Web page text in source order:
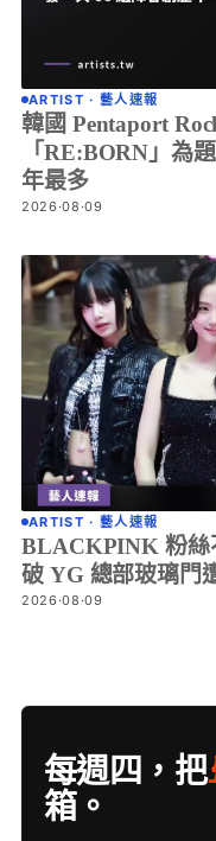
ARTIST · 藝人速報
韓國 Pentaport
「RE:BORN」為
年最多
2026·08·09
ARTIST · 藝人速報
BLACKPINK 粉絲
破 YG 總部玻璃門
2026·08·09
每週四，把
箱。